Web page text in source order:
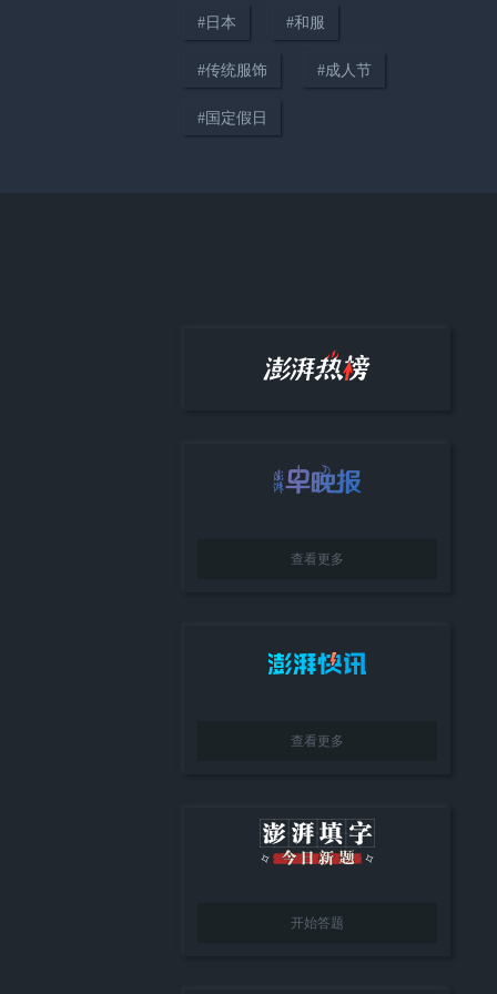
耗资1750亿美元，五角大楼拟
# 日本 #和服
#传统服饰 #成人节
# 国定假日
查看更多
查看更多
开始答题